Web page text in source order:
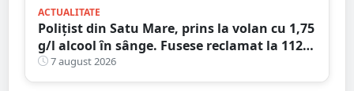
ACTUALITATE
Polițist din Satu Mare, prins la volan cu 1,75
g/l alcool în sânge. Fusese reclamat la 112
că circula pe contrasens
7 august 2026